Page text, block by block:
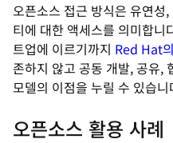
오픈소스 접근 방식은 유연성
티에 대한 액세스를 의미합
트업에 이르기까지 Red Hat
존하지 않고 공동 개발, 공유,
모델의 이점을 누릴 수 있습니
오픈소스 활용 사례